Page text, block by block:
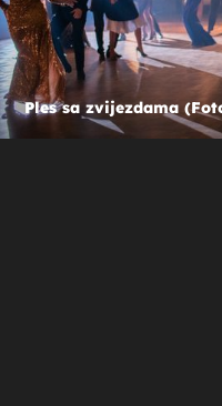
Ples sa zvijezdama